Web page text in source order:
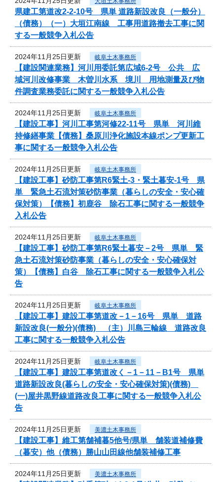
県建工第道改2-2-10号 県単 道路新設改良（一般分）
（債務）（一）大垣江南線 工事用道路撤去工事に関
する一般競争入札公告
2024年11月25日更新 岐阜土木事務所
【建設関連業務】河川用委託第広域6-2号 公共 広
域河川改修事業 木曽川水系 境川 用地測量及び物
件調査業務委託に関する一般競争入札公告
2024年11月25日更新 岐阜土木事務所
【建設工事】河川工事第河修22-11号 県単 河川維
持修繕事業【債務】桑原川浄化施設本線ポンプ更新工
事に関する一般競争入札公告
2024年11月25日更新 岐阜土木事務所
【建設工事】砂防工事第R6緊土-3・緊土暮安-1号 県
単 緊急土石流対策砂防事業（暮らしの安全・安心確
保対策）【債務】初鹿谷 除石工事に関する一般競争
入札公告
2024年11月25日更新 岐阜土木事務所
【建設工事】砂防工事第R6緊土暮安－2号 県単 緊
急土石流対策砂防事業（暮らしの安全・安心確保対
策）【債務】白谷 除石工事に関する一般競争入札公
告
2024年11月25日更新 岐阜土木事務所
【建設工事】建設工事第道改－1－16号 県単 道路
新設改良(一般分)(債務) （主）川島三輪線 道路改良
工事に関する一般競争入札公告
2024年11月25日更新 岐阜土木事務所
【建設工事】建設工事第道改く－1－11－B1号 県単
道路新設改良(暮らしの安全・安心確保対策)(債務)
(一)屋井黒野線道路改良工事に関する一般競争入札公
告
2024年11月25日更新 美濃土木事務所
【建設工事】維工第舗補暮5他号/県単 舗装道補修費
（暮安）他（債務）勝山山田線他舗装補修工事
2024年11月25日更新 美濃土木事務所